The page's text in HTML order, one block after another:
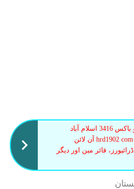
پی او باکس 3416 اسلام آباد
نوکریاں 2025 جون hrd1902 com pk آن لائن
درخواست دیں PAEC ڈرائیورز، فائر مین اور دیگر